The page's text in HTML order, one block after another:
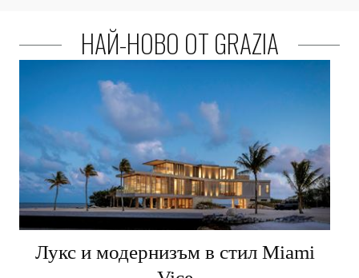
НАЙ-НОВО ОТ GRAZIA
Лукс и модернизъм в стил Miami